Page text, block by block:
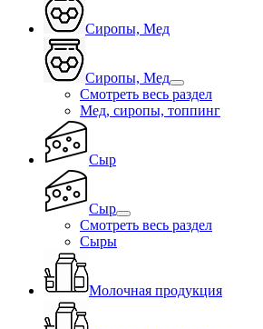
Сиропы, Мед
Сиропы, Мед
Смотреть весь раздел
Мед, сиропы, топпинг
Сыр
Сыр
Смотреть весь раздел
Сыры
Молочная продукция